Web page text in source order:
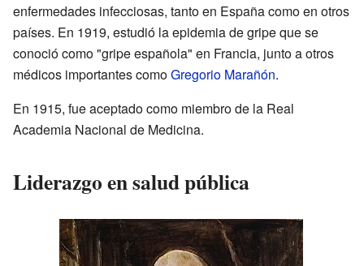
enfermedades infecciosas, tanto en España como en otros
países. En 1919, estudió la epidemia de gripe que se
conoció como "gripe española" en Francia, junto a otros
médicos importantes comoGregorio Marañón.
En 1915, fue aceptado como miembro de la Real
Academia Nacional de Medicina.
Liderazgo en salud pública